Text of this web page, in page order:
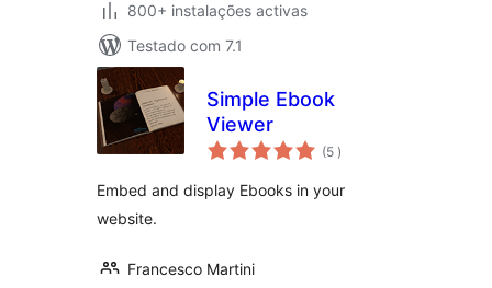
800+ instalações activas
Testado com 7.1
Simple Ebook
Viewer
(5 classificações
)
Embed and display Ebooks in your
website.
Francesco Martini